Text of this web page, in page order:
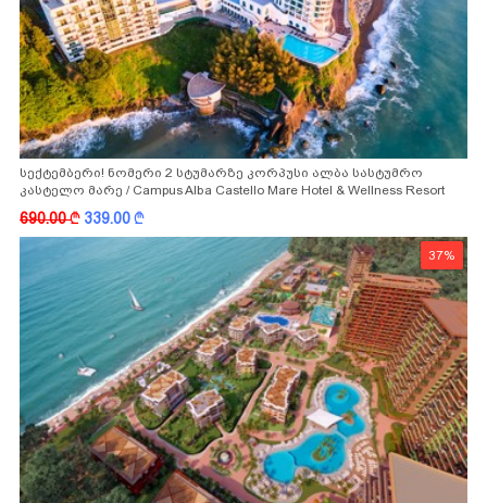
სექტემბერი! ნომერი 2 სტუმარზე კორპუსი ალბა სასტუმრო
კასტელო მარე / Campus Alba Castello Mare Hotel & Wellness Resort
690.00k 339.00k
37%